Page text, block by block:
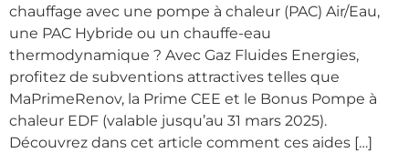
chauffage avec une pompe à chaleur (PAC) Air/Eau,
une PAC Hybride ou un chauffe-eau
thermodynamique ? Avec Gaz Fluides Energies,
profitez de subventions attractives telles que
MaPrimeRenov, la Prime CEE et le Bonus Pompe à
chaleur EDF (valable jusqu’au 31 mars 2025).
Découvrez dans cet article comment ces aides […]